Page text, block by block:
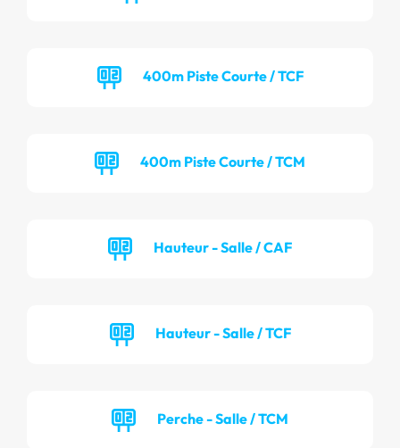
400m Piste Courte / TCF
400m Piste Courte / TCM
Hauteur - Salle / CAF
Hauteur - Salle / TCF
Perche - Salle / TCM